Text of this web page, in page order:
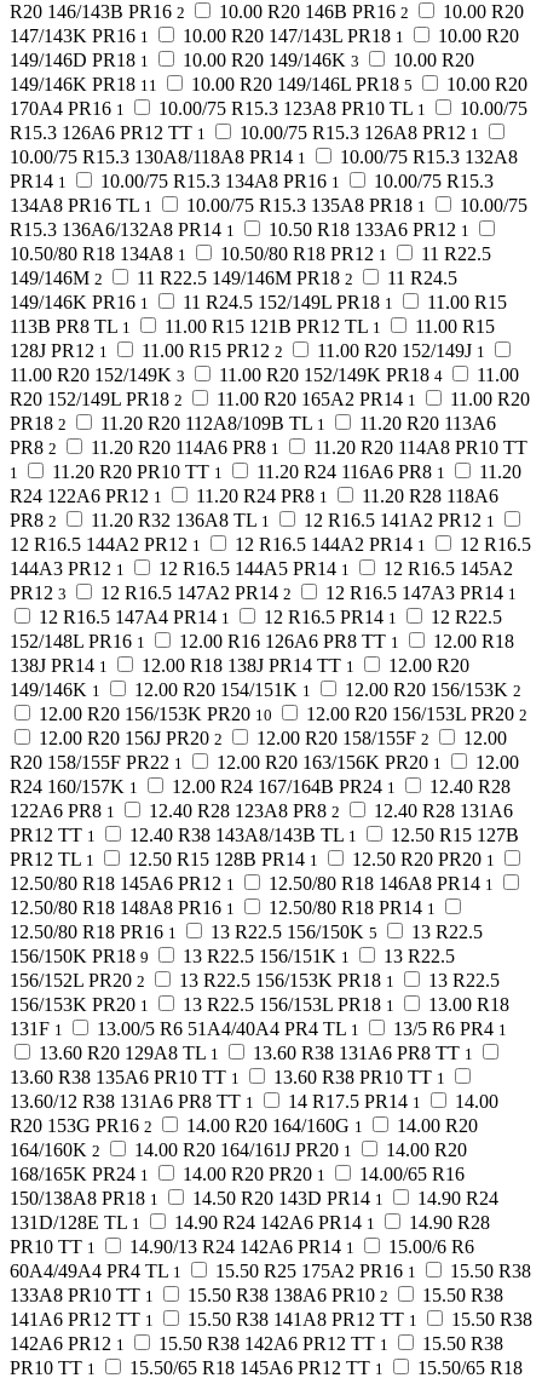
R20 146/143B PR16 2 10.00 R20 146B PR16 2
10.00 R20
147/143K PR16 1 10.00 R20 147/143L PR18 1
10.00 R20
149/146D PR18 1 10.00 R20 149/146K 3
10.00 R20
149/146K PR18 11 10.00 R20 149/146L PR18 5
10.00 R20
170A4 PR16 1 10.00/75 R15.3 123A8 PR10 TL 1
10.00/75
R15.3 126A6 PR12 TT 1 10.00/75 R15.3 126A8 PR12 1
10.00/75 R15.3 130A8/118A8 PR14 1
10.00/75 R15.3 132A8
PR14 1 10.00/75 R15.3 134A8 PR16 1
10.00/75 R15.3
134A8 PR16 TL 1 10.00/75 R15.3 135A8 PR18 1
10.00/75
R15.3 136A6/132A8 PR14 1 10.50 R18 133A6 PR12 1
10.50/80 R18 134A8 1 10.50/80 R18 PR12 1
11 R22.5
149/146M 2 11 R22.5 149/146M PR18 2
11 R24.5
149/146K PR16 1 11 R24.5 152/149L PR18 1
11.00 R15
113B PR8 TL 1 11.00 R15 121B PR12 TL 1
11.00 R15
128J PR12 1 11.00 R15 PR12 2 11.00 R20 152/149J 1
11.00 R20 152/149K 3 11.00 R20 152/149K PR18 4
11.00
R20 152/149L PR18 2 11.00 R20 165A2 PR14 1
11.00 R20
PR18 2 11.20 R20 112A8/109B TL 1
11.20 R20 113A6
PR8 2 11.20 R20 114A6 PR8 1 11.20 R20 114A8 PR10 TT
1 11.20 R20 PR10 TT 1 11.20 R24 116A6 PR8 1
11.20
R24 122A6 PR12 1 11.20 R24 PR8 1
11.20 R28 118A6
PR8 2 11.20 R32 136A8 TL 1 12 R16.5 141A2 PR12 1
12 R16.5 144A2 PR12 1 12 R16.5 144A2 PR14 1
12 R16.5
144A3 PR12 1 12 R16.5 144A5 PR14 1
12 R16.5 145A2
PR12 3 12 R16.5 147A2 PR14 2 12 R16.5 147A3 PR14 1
12 R16.5 147A4 PR14 1 12 R16.5 PR14 1
12 R22.5
152/148L PR16 1 12.00 R16 126A6 PR8 TT 1
12.00 R18
138J PR14 1 12.00 R18 138J PR14 TT 1
12.00 R20
149/146K 1 12.00 R20 154/151K 1 12.00 R20 156/153K 2
12.00 R20 156/153K PR20 10 12.00 R20 156/153L PR20 2
12.00 R20 156J PR20 2 12.00 R20 158/155F 2
12.00
R20 158/155F PR22 1 12.00 R20 163/156K PR20 1
12.00
R24 160/157K 1 12.00 R24 167/164B PR24 1
12.40 R28
122A6 PR8 1 12.40 R28 123A8 PR8 2
12.40 R28 131A6
PR12 TT 1 12.40 R38 143A8/143B TL 1
12.50 R15 127B
PR12 TL 1 12.50 R15 128B PR14 1 12.50 R20 PR20 1
12.50/80 R18 145A6 PR12 1 12.50/80 R18 146A8 PR14 1
12.50/80 R18 148A8 PR16 1 12.50/80 R18 PR14 1
12.50/80 R18 PR16 1 13 R22.5 156/150K 5
13 R22.5
156/150K PR18 9 13 R22.5 156/151K 1
13 R22.5
156/152L PR20 2 13 R22.5 156/153K PR18 1
13 R22.5
156/153K PR20 1 13 R22.5 156/153L PR18 1
13.00 R18
131F 1 13.00/5 R6 51A4/40A4 PR4 TL 1 13/5 R6 PR4 1
13.60 R20 129A8 TL 1 13.60 R38 131A6 PR8 TT 1
13.60 R38 135A6 PR10 TT 1 13.60 R38 PR10 TT 1
13.60/12 R38 131A6 PR8 TT 1 14 R17.5 PR14 1
14.00
R20 153G PR16 2 14.00 R20 164/160G 1
14.00 R20
164/160K 2 14.00 R20 164/161J PR20 1
14.00 R20
168/165K PR24 1 14.00 R20 PR20 1
14.00/65 R16
150/138A8 PR18 1 14.50 R20 143D PR14 1
14.90 R24
131D/128E TL 1 14.90 R24 142A6 PR14 1
14.90 R28
PR10 TT 1 14.90/13 R24 142A6 PR14 1
15.00/6 R6
60A4/49A4 PR4 TL 1 15.50 R25 175A2 PR16 1
15.50 R38
133A8 PR10 TT 1 15.50 R38 138A6 PR10 2
15.50 R38
141A6 PR12 TT 1 15.50 R38 141A8 PR12 TT 1
15.50 R38
142A6 PR12 1 15.50 R38 142A6 PR12 TT 1
15.50 R38
PR10 TT 1 15.50/65 R18 145A6 PR12 TT 1 15.50/65 R18